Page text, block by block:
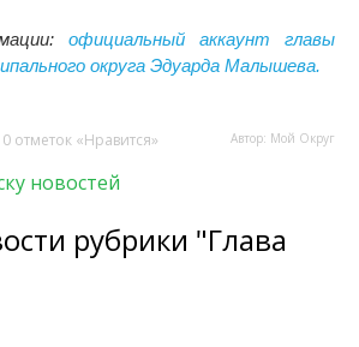
официальный аккаунт главы
округа Эдуарда Малышева.
0 отметок «Нравится» Автор: Мой Округ
новостей
рубрики "Глава